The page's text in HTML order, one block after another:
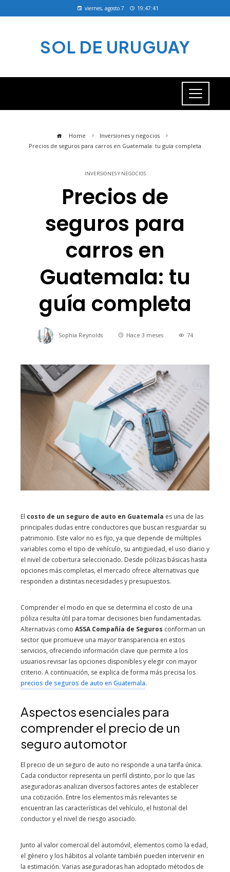
viernes, agosto 7 19:47:41
SOL DE URUGUAY
Home
Inversiones y negocios
Precios de seguros para carros en Guatemala: tu guía completa
INVERSIONES Y NEGOCIOS
Precios de
seguros para
carros en
Guatemala: tu
guía completa
Sophia Reynolds Hace 3 meses 74
El costo de un seguro de auto en Guatemala es una de las
principales dudas entre conductores que buscan resguardar su
patrimonio. Este valor no es fijo, ya que depende de múltiples
variables como el tipo de vehículo, su antigüedad, el uso diario y
el nivel de cobertura seleccionado. Desde pólizas básicas hasta
opciones más completas, el mercado ofrece alternativas que
responden a distintas necesidades y presupuestos.
Comprender el modo en que se determina el costo de una
póliza resulta útil para tomar decisiones bien fundamentadas.
Alternativas como ASSA Compañía de Seguros conforman un
sector que promueve una mayor transparencia en estos
servicios, ofreciendo información clave que permite a los
usuarios revisar las opciones disponibles y elegir con mayor
criterio. A continuación, se explica de forma más precisa los
precios de seguros de auto en Guatemala.
Aspectos esenciales para
comprender el precio de un
seguro automotor
El precio de un seguro de auto no responde a una tarifa única.
Cada conductor representa un perfil distinto, por lo que las
aseguradoras analizan diversos factores antes de establecer
una cotización. Entre los elementos más relevantes se
encuentran las características del vehículo, el historial del
conductor y el nivel de riesgo asociado.
Junto al valor comercial del automóvil, elementos como la edad,
el género y los hábitos al volante también pueden intervenir en
la estimación. Varias aseguradoras han adoptado métodos de